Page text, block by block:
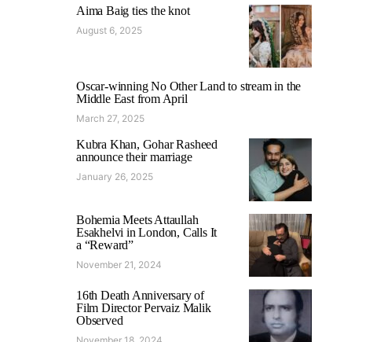
Aima Baig ties the knot
August 6, 2025
Oscar-winning No Other Land to stream in the
Middle East from April
March 27, 2025
Kubra Khan, Gohar Rasheed
announce their marriage
January 26, 2025
Bohemia Meets Attaullah
Esakhelvi in London, Calls It
a “Reward”
November 21, 2024
16th Death Anniversary of
Film Director Pervaiz Malik
Observed